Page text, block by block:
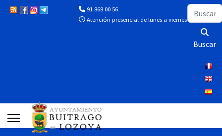
91 868 00 56
Atención presencial de lunes a viernes de 10:00 a
Buscar
Buscar